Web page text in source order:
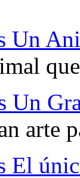
Un
Un
arte
El